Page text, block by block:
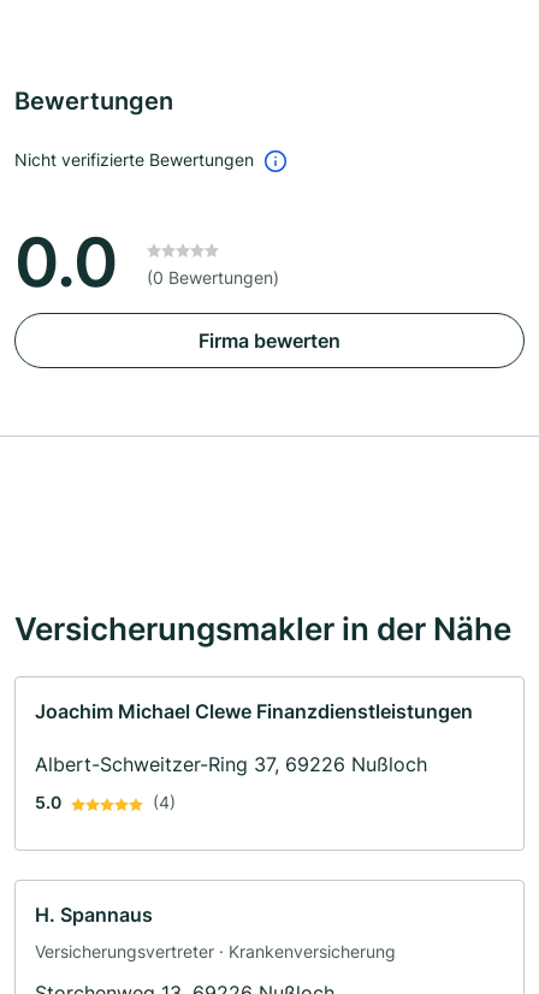
Bewertungen
Nicht verifizierte Bewertungen
0.0 (0 Bewertungen)
Firma bewerten
Versicherungsmakler in der Nähe
Joachim Michael Clewe Finanzdienstleistungen
Albert-Schweitzer-Ring 37, 69226 Nußloch
5.0 (4)
H. Spannaus
Versicherungsvertreter · Krankenversicherung